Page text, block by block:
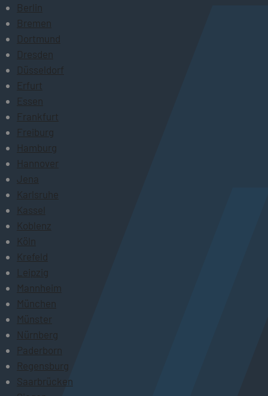
Berlin
Bremen
Dortmund
Dresden
Düsseldorf
Erfurt
Essen
Frankfurt
Freiburg
Hamburg
Hannover
Jena
Karlsruhe
Kassel
Koblenz
Köln
Krefeld
Leipzig
Mannheim
München
Münster
Nürnberg
Paderborn
Regensburg
Saarbrücken